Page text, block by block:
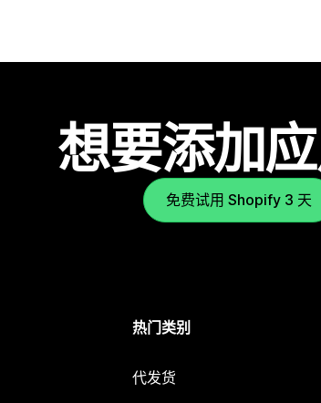
想要添加应
免费试用 Shopify 3 天
热门类别
代发货